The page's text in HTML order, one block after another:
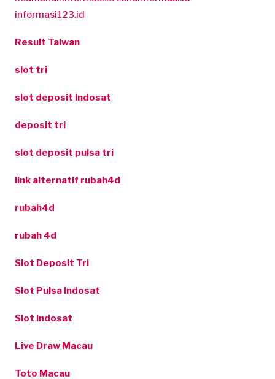
informasi123.id
Result Taiwan
slot tri
slot deposit Indosat
deposit tri
slot deposit pulsa tri
link alternatif rubah4d
rubah4d
rubah 4d
Slot Deposit Tri
Slot Pulsa Indosat
Slot Indosat
Live Draw Macau
Toto Macau